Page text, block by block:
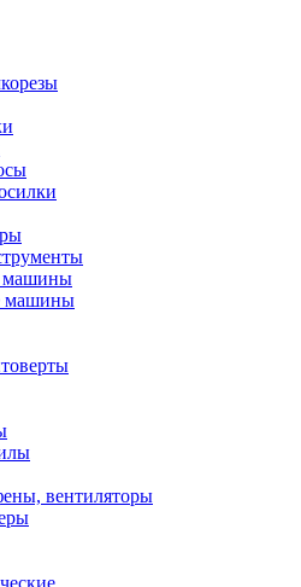
машины
машины
вентиляторы